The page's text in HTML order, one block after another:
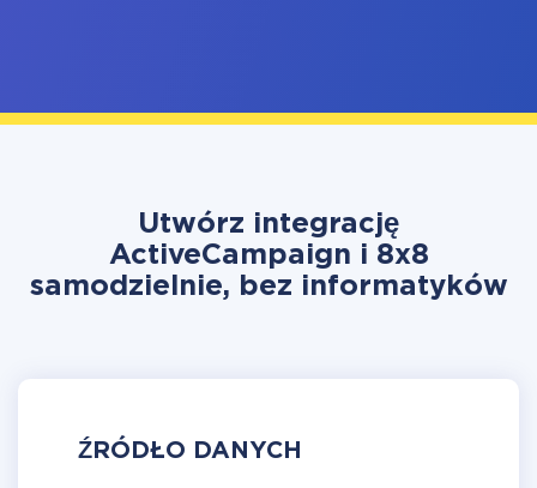
Utwórz integrację
ActiveCampaign i 8x8
samodzielnie, bez informatyków
ŹRÓDŁO DANYCH